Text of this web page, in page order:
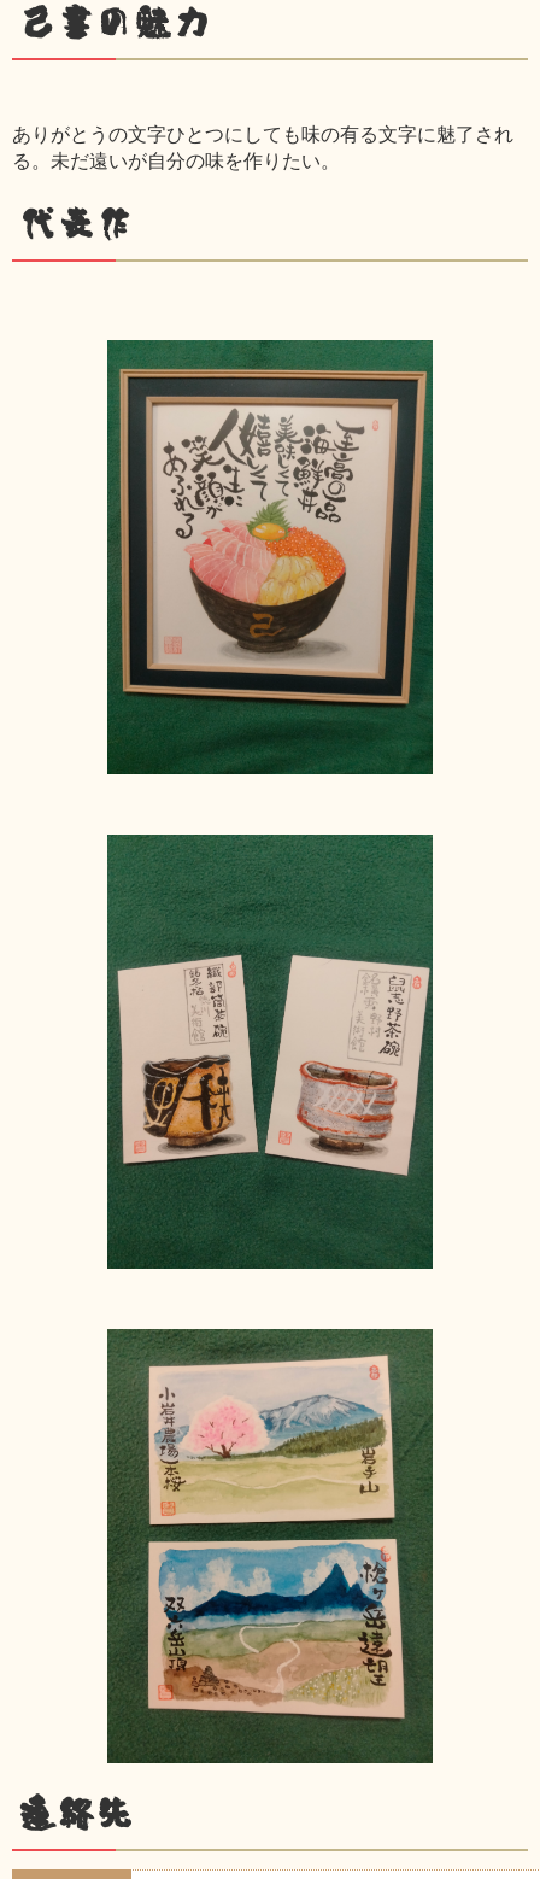
己書の魅力
ありがとうの文字ひとつにしても味の有る文字に魅了され
る。未だ遠いが自分の味を作りたい。
代表作
連絡先